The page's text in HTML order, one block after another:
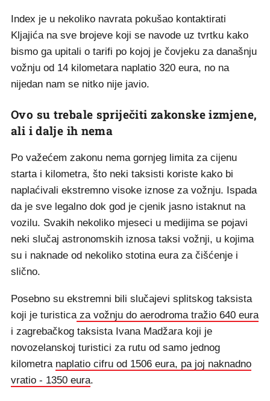
Index je u nekoliko navrata pokušao kontaktirati
Kljajića na sve brojeve koji se navode uz tvrtku kako
bismo ga upitali o tarifi po kojoj je čovjeku za današnju
vožnju od 14 kilometara naplatio 320 eura, no na
nijedan nam se nitko nije javio.
Ovo su trebale spriječiti zakonske izmjene,
ali i dalje ih nema
Po važećem zakonu nema gornjeg limita za cijenu
starta i kilometra, što neki taksisti koriste kako bi
naplaćivali ekstremno visoke iznose za vožnju. Ispada
da je sve legalno dok god je cjenik jasno istaknut na
vozilu. Svakih nekoliko mjeseci u medijima se pojavi
neki slučaj astronomskih iznosa taksi vožnji, u kojima
su i naknade od nekoliko stotina eura za čišćenje i
slično.
Posebno su ekstremni bili slučajevi splitskog taksista
koji je turisticaza vožnju do aerodroma tražio 640 eura
i zagrebačkog taksista Ivana Madžara koji je
novozelanskoj turistici za rutu od samo jednog
kilometra naplatio cifru od 1506 eura, pa joj naknadno
vratio - 1350 eura.